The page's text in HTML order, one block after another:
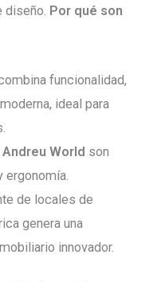
diseño. Por qué son
funcionalidad,
ideal para
Andreu World son
de locales de
genera una
innovador.